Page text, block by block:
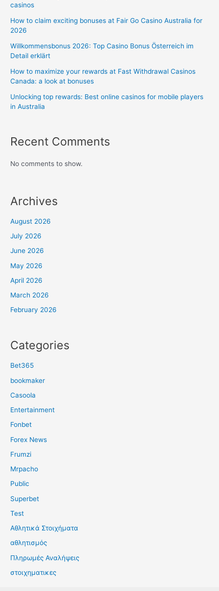
casinos
How to claim exciting bonuses at Fair Go Casino Australia for
2026
Willkommensbonus 2026: Top Casino Bonus Österreich im
Detail erklärt
How to maximize your rewards at Fast Withdrawal Casinos
Canada: a look at bonuses
Unlocking top rewards: Best online casinos for mobile players
in Australia
Recent Comments
No comments to show.
Archives
August 2026
July 2026
June 2026
May 2026
April 2026
March 2026
February 2026
Categories
Bet365
bookmaker
Casoola
Entertainment
Fonbet
Forex News
Frumzi
Mrpacho
Public
Superbet
Test
Αθλητικά Στοιχήματα
αθλητισμός
Πληρωμές Αναλήψεις
στοιχηματικες